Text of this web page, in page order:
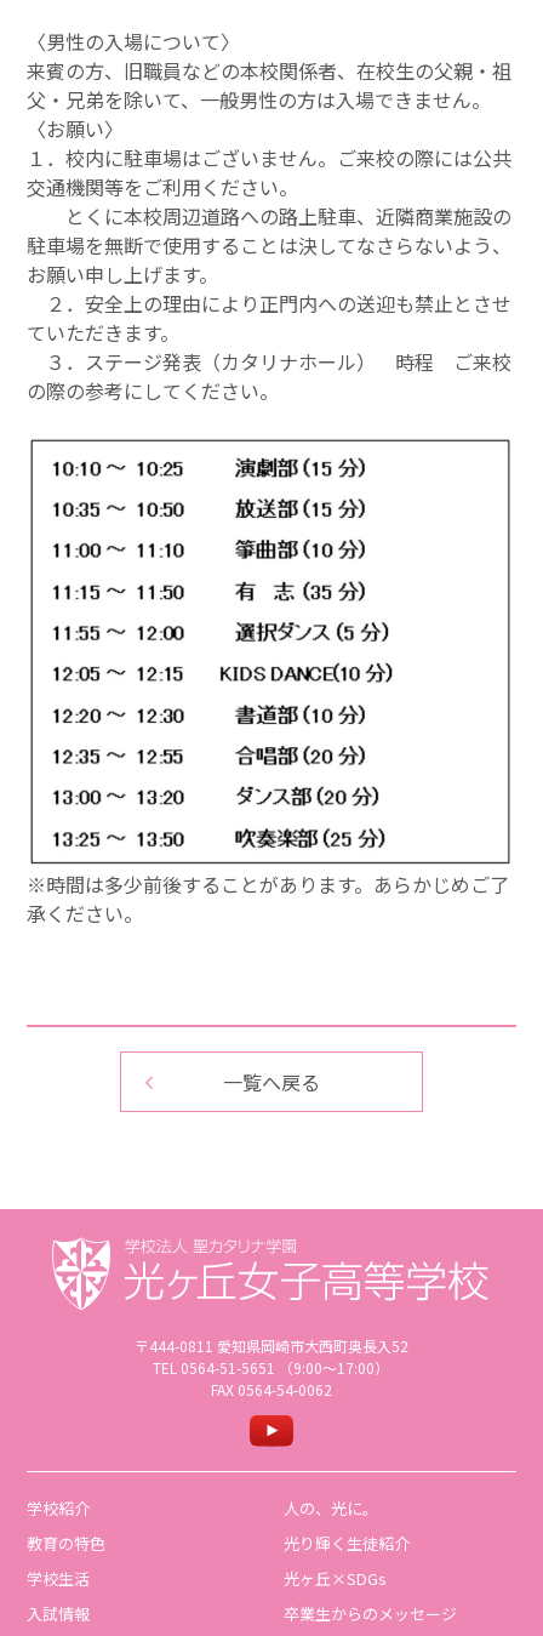
〈男性の入場について〉
来賓の方、旧職員などの本校関係者、在校生の父親・祖
父・兄弟を除いて、一般男性の方は入場できません。
〈お願い〉
１．校内に駐車場はございません。ご来校の際には公共
交通機関等をご利用ください。
とくに本校周辺道路への路上駐車、近隣商業施設の
駐車場を無断で使用することは決してなさらないよう、
お願い申し上げます。
２．安全上の理由により正門内への送迎も禁止とさせ
ていただきます。
３ ． ステージ発表 （カタリナホール） 時程 ご来校
の際の参考にしてください。
※時間は多少前後することがあります。あらかじめご了
承ください。
一覧へ戻る
〒444-0811 愛知県岡崎市大西町奥長入52
TEL 0564-51-5651 （9:00〜17:00）
FAX 0564-54-0062
学校紹介
教育の特色
学校生活
入試情報
人の、光に。
光り輝く生徒紹介
光ヶ丘×SDGs
卒業生からのメッセージ